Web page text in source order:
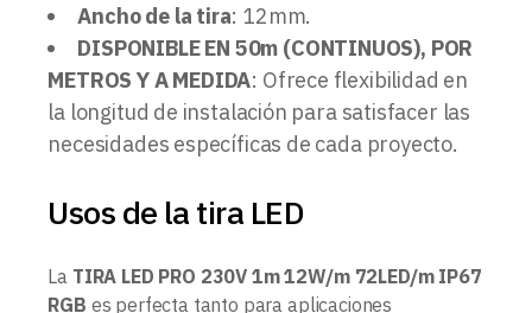
Ancho de la tira: 12mm.
DISPONIBLE EN 50m (CONTINUOS), POR
METROS Y A MEDIDA: Ofrece flexibilidad en
la longitud de instalación para satisfacer las
necesidades específicas de cada proyecto.
Usos de la tira LED
La TIRA LED PRO 230V 1m 12W/m 72LED/m IP67
RGB es perfecta tanto para aplicaciones